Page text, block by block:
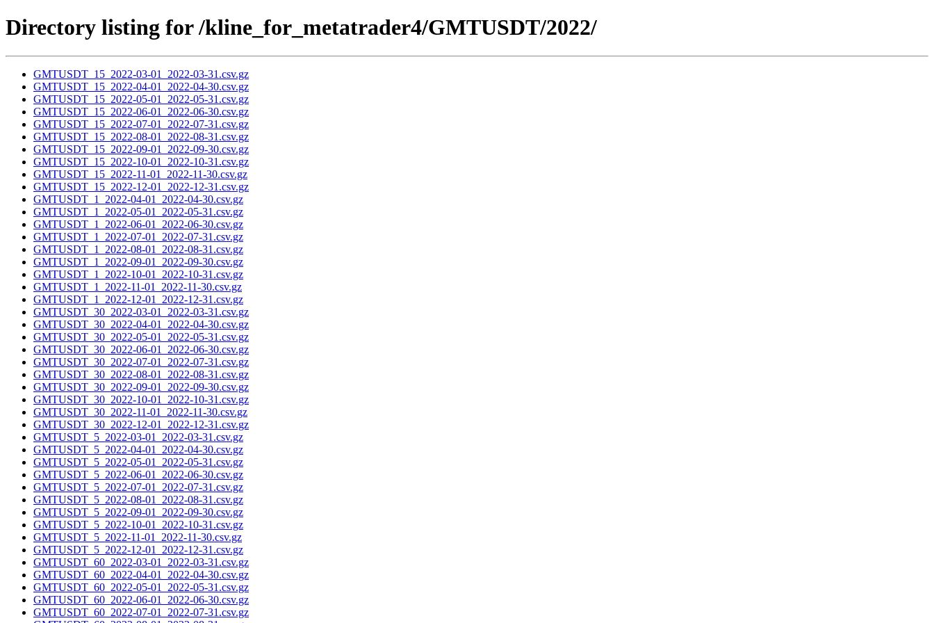
Directory listing for /kline_for_metatrader4/GMTUSDT/2022/
GMTUSDT_15_2022-03-01_2022-03-31.csv.gz
GMTUSDT_15_2022-04-01_2022-04-30.csv.gz
GMTUSDT_15_2022-05-01_2022-05-31.csv.gz
GMTUSDT_15_2022-06-01_2022-06-30.csv.gz
GMTUSDT_15_2022-07-01_2022-07-31.csv.gz
GMTUSDT_15_2022-08-01_2022-08-31.csv.gz
GMTUSDT_15_2022-09-01_2022-09-30.csv.gz
GMTUSDT_15_2022-10-01_2022-10-31.csv.gz
GMTUSDT_15_2022-11-01_2022-11-30.csv.gz
GMTUSDT_15_2022-12-01_2022-12-31.csv.gz
GMTUSDT_1_2022-04-01_2022-04-30.csv.gz
GMTUSDT_1_2022-05-01_2022-05-31.csv.gz
GMTUSDT_1_2022-06-01_2022-06-30.csv.gz
GMTUSDT_1_2022-07-01_2022-07-31.csv.gz
GMTUSDT_1_2022-08-01_2022-08-31.csv.gz
GMTUSDT_1_2022-09-01_2022-09-30.csv.gz
GMTUSDT_1_2022-10-01_2022-10-31.csv.gz
GMTUSDT_1_2022-11-01_2022-11-30.csv.gz
GMTUSDT_1_2022-12-01_2022-12-31.csv.gz
GMTUSDT_30_2022-03-01_2022-03-31.csv.gz
GMTUSDT_30_2022-04-01_2022-04-30.csv.gz
GMTUSDT_30_2022-05-01_2022-05-31.csv.gz
GMTUSDT_30_2022-06-01_2022-06-30.csv.gz
GMTUSDT_30_2022-07-01_2022-07-31.csv.gz
GMTUSDT_30_2022-08-01_2022-08-31.csv.gz
GMTUSDT_30_2022-09-01_2022-09-30.csv.gz
GMTUSDT_30_2022-10-01_2022-10-31.csv.gz
GMTUSDT_30_2022-11-01_2022-11-30.csv.gz
GMTUSDT_30_2022-12-01_2022-12-31.csv.gz
GMTUSDT_5_2022-03-01_2022-03-31.csv.gz
GMTUSDT_5_2022-04-01_2022-04-30.csv.gz
GMTUSDT_5_2022-05-01_2022-05-31.csv.gz
GMTUSDT_5_2022-06-01_2022-06-30.csv.gz
GMTUSDT_5_2022-07-01_2022-07-31.csv.gz
GMTUSDT_5_2022-08-01_2022-08-31.csv.gz
GMTUSDT_5_2022-09-01_2022-09-30.csv.gz
GMTUSDT_5_2022-10-01_2022-10-31.csv.gz
GMTUSDT_5_2022-11-01_2022-11-30.csv.gz
GMTUSDT_5_2022-12-01_2022-12-31.csv.gz
GMTUSDT_60_2022-03-01_2022-03-31.csv.gz
GMTUSDT_60_2022-04-01_2022-04-30.csv.gz
GMTUSDT_60_2022-05-01_2022-05-31.csv.gz
GMTUSDT_60_2022-06-01_2022-06-30.csv.gz
GMTUSDT_60_2022-07-01_2022-07-31.csv.gz